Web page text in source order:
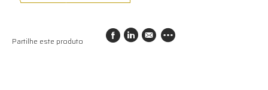
Partilhe este produto